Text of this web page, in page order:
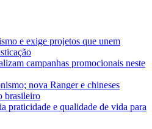
e exige projetos que unem
campanhas promocionais neste
nova Ranger e chineses
brasileiro
praticidade e qualidade de vida para